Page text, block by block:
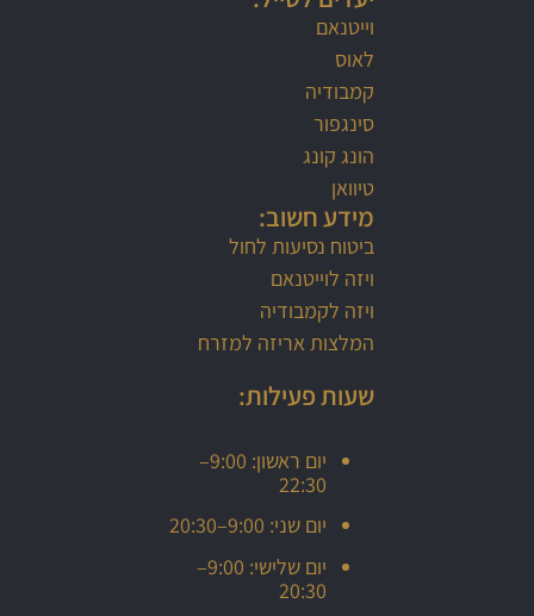
מועדוני לילה בסייגון וייטנאם
האגם הנסתר בהאנוי. מטוס הפצצה אמריקאיB52
שבוע האופנה בוייטנאם
שבוע האופנה בוייטנאם - מעצבים ישראלים מובילים
וייטנאם מגוונת לכל גיל
וייטנאם
לאוס
קמבודיה
סינגפור
הונג קונג
טיוואן
מידע חשוב:
ביטוח נסיעות לחול
ויזה לוייטנאם
ויזה לקמבודיה
המלצות אריזה למזרח
שעות פעילות:
יום ראשון: 9:00–
22:30
יום שני: 9:00–20:30
יום שלישי: 9:00–
20:30